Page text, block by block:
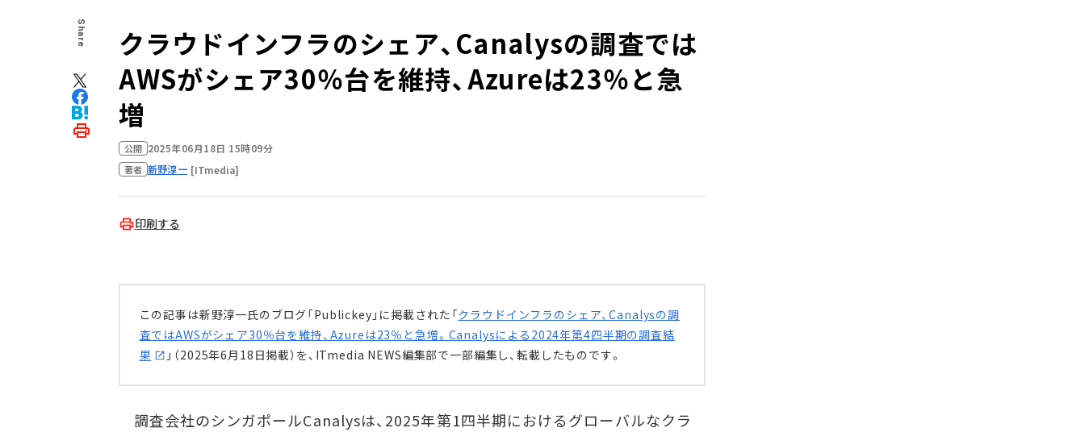
Share
クラウドインフラのシェア、Canalysの調査では
AWSがシェア30％台を維持、Azureは23％と急
増
公開 2025年06月18日 15時09分
著者 新野淳一 [ITmedia]
印刷する
この記事は新野淳一氏のブログ「Publickey」に掲載された「クラウドインフラのシェア、Canalysの調
査ではAWSがシェア30％台を維持、Azureは23％と急増。Canalysによる2024年第4四半期の調査結
果
」（2025年6月18日掲載）を、ITmedia NEWS編集部で一部編集し、転載したものです。
調査会社のシンガポールCanalysは、2025年第1四半期におけるグローバルなクラ